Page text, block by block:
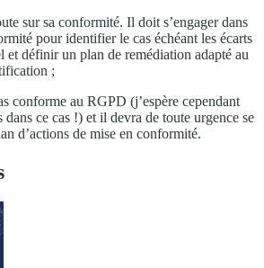
sur sa conformité. Il doit s’engager dans
pour identifier le cas échéant les écarts
et définir un plan de remédiation adapté au
;
conforme au RGPD (j’espère cependant
dans ce cas !) et il devra de toute urgence se
d’actions de mise en conformité.